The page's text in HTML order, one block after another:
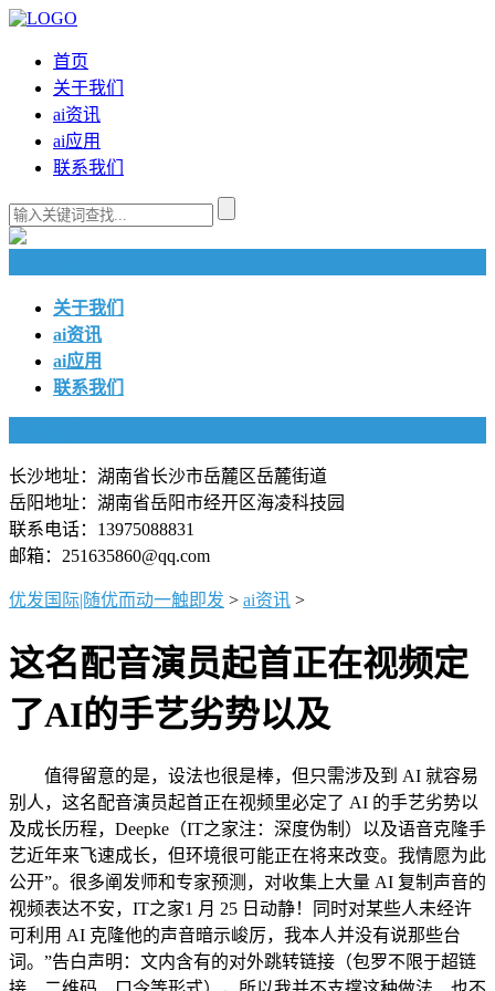
首页
关于我们
ai资讯
ai应用
联系我们
关于我们
ai资讯
ai应用
联系我们
长沙地址：湖南省长沙市岳麓区岳麓街道
岳阳地址：湖南省岳阳市经开区海凌科技园
联系电话：13975088831
邮箱：251635860@qq.com
优发国际|随优而动一触即发 > ai资讯 >
这名配音演员起首正在视频定
了AI的手艺劣势以及
值得留意的是，设法也很是棒，但只需涉及到 AI 就容易
别人，这名配音演员起首正在视频里必定了 AI 的手艺劣势以
及成长历程，Deepke（IT之家注：深度伪制）以及语音克隆手
艺近年来飞速成长，但环境很可能正在将来改变。我情愿为此
公开”。很多阐发师和专家预测，对收集上大量 AI 复制声音的
视频表达不安，IT之家1 月 25 日动静！同时对某些人未经许
可利用 AI 克隆他的声音暗示峻厉，我本人并没有说那些台
词。”告白声明：文内含有的对外跳转链接（包罗不限于超链